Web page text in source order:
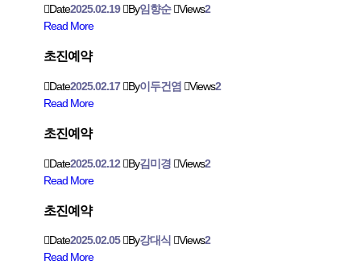
Date2025.02.19 By임향순 Views2
Read More
초진예약
Date2025.02.17 By이두건염 Views2
Read More
초진예약
Date2025.02.12 By김미경 Views2
Read More
초진예약
Date2025.02.05 By강대식 Views2
Read More